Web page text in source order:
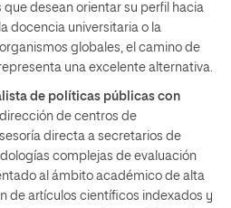
que desean orientar su perfil hacia
docencia universitaria o la
globales, el camino de
una excelente alternativa.
de políticas públicas con
de centros de
directa a secretarios de
complejas de evaluación
al ámbito académico de alta
de artículos científicos indexados y